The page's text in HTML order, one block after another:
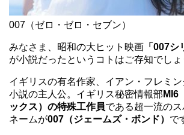
007（ゼロ・ゼロ・セブン）
みなさま、昭和の大ヒット映画 「007シ
が小説だったというコトはご存知でしょ
イギリスの有名作家、イアン・フレミ
小説の主人公。イギリス秘密情報部 MI6
ックス）の特殊工作員である超一流の
ネームが007（ジェームズ・ボンド） で